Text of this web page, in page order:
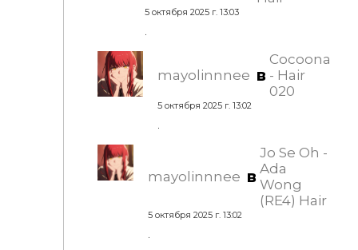
5 октября 2025 г. 13:03
mayolinnnee в
Cocoona
- Hair
020
5 октября 2025 г. 13:02
mayolinnnee в
Jo Se Oh -
Ada
Wong
(RE4) Hair
5 октября 2025 г. 13:02